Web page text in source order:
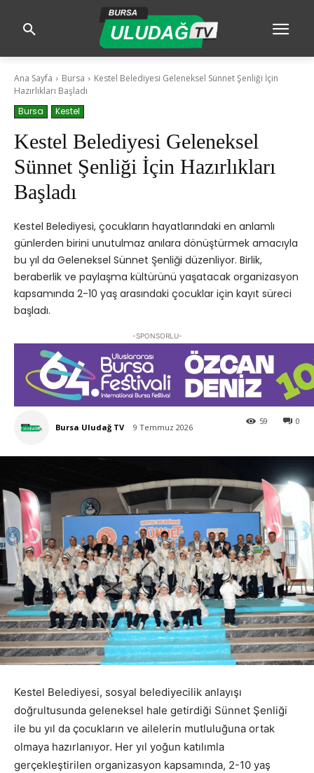
Ana Sayfa Bursa
Kestel Belediyesi Geleneksel Sünnet Şenliği İçin
Hazırlıkları Başladı
Bursa
Kestel
Kestel Belediyesi Geleneksel
Sünnet Şenliği İçin Hazırlıkları
Başladı
Kestel Belediyesi, çocukların hayatlarındaki en anlamlı
günlerden birini unutulmaz anılara dönüştürmek amacıyla
bu yıl da Geleneksel Sünnet Şenliği düzenliyor. Birlik,
beraberlik ve paylaşma kültürünü yaşatacak organizasyon
kapsamında 2-10 yaş arasındaki çocuklar için kayıt süreci
başladı.
-SPONSORLU-
Bursa Uludağ TV 9 Temmuz 2026
0
59
Kestel Belediyesi, sosyal belediyecilik anlayışı
doğrultusunda geleneksel hale getirdiği Sünnet Şenliği
ile bu yıl da çocukların ve ailelerin mutluluğuna ortak
olmaya hazırlanıyor. Her yıl yoğun katılımla
gerçekleştirilen organizasyon kapsamında, 2-10 yaş